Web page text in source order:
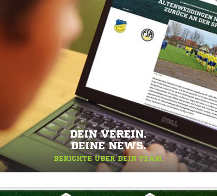
DEIN VEREIN.
DEINE NEWS.
BERICHTE ÜBER DEIN TEAM.